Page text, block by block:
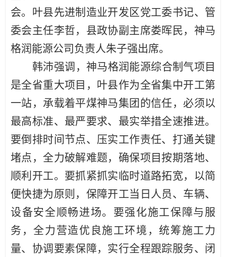
会。叶县先进制造业开发区党工委书记、管
委会主任李哲，县政协副主席娄晖民，神马
格润能源公司负责人朱子强出席。
韩沛强调，神马格润能源综合制气项目
是全省重大项目，叶县作为全省集中开工第
一站，承载着平煤神马集团的信任，必须以
最高标准、最严要求、最实举措全速推进。
要倒排时间节点、压实工作责任、打通关键
堵点，全力破解难题，确保项目按期落地、
顺利开工。要抓紧抓实临时道路拓宽，以简
便快捷为原则，保障开工当日人员、车辆、
设备安全顺畅进场。要强化施工保障与服
务，全力营造优良施工环境，统筹施工力
量、协调要素保障，实行全程跟踪服务、闭